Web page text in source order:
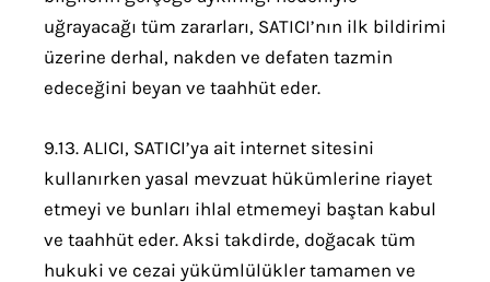
uğrayacağı tüm zararları, SATICI’nın ilk bildirimi
üzerine derhal, nakden ve defaten tazmin
edeceğini beyan ve taahhüt eder.
9.13. ALICI, SATICI’ya ait internet sitesini
kullanırken yasal mevzuat hükümlerine riayet
etmeyi ve bunları ihlal etmemeyi baştan kabul
ve taahhüt eder. Aksi takdirde, doğacak tüm
hukuki ve cezai yükümlülükler tamamen ve